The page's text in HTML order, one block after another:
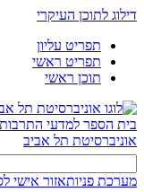
דילוג לתוכן העיקרי
תפריט עליון
תפריט ראשי
תוכן ראשי
בית הספר למדעי
אוניברסיטת תל אביב
מערכת פניותאזור אישי